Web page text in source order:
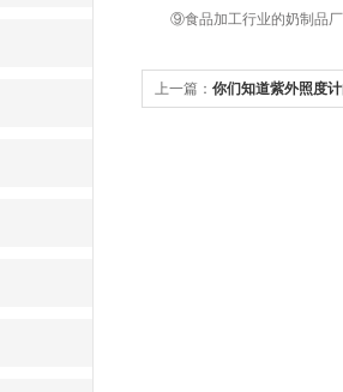
⑨食品加工行业的奶制品厂
上一篇： 你们知道紫外照度